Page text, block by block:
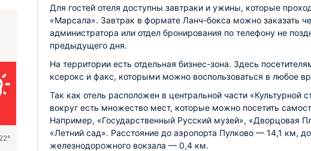
Для гостей отеля доступны завтраки и ужины, которые
«Марсала». Завтрак в формате Ланч-бокса можно заказать
администратора или отдел бронирования по телефону не
предыдущего дня.
На территории есть отдельная бизнес-зона. Здесь
ксерокс и факс, которыми можно воспользоваться в любое
Так как отель расположен в центральной части «Культурной
вокруг есть множество мест, которые можно посетить
Например, «Государственный Русский музей», «Дворцовая
«Летний сад». Расстояние до аэропорта Пулково — 14,1 км,
железнодорожного вокзала — 0,4 км.